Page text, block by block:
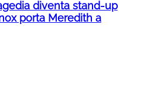
diventa stand-up
porta Meredith a